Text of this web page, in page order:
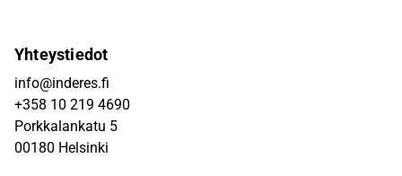
Yhteystiedot
info@inderes.fi
+358 10 219 4690
Porkkalankatu 5
00180 Helsinki